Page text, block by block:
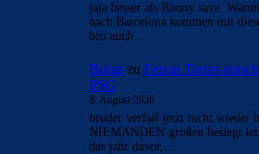
jaja besser als Roony save.
nach Barcelona kommen mit
bro auch…
Bojan zu Ferran Torres
PSG
8. August 2026
bruder verfall jetzt nicht wieder
NIEMANDEN großen besiegt
das jahr davor,…